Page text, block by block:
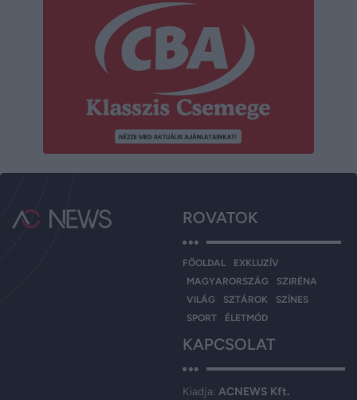
ROVATOK
FŐOLDAL
EXKLUZÍV
MAGYARORSZÁG
SZIRÉNA
VILÁG
SZTÁROK
SZÍNES
SPORT
ÉLETMÓD
KAPCSOLAT
Kiadja: ACNEWS Kft.